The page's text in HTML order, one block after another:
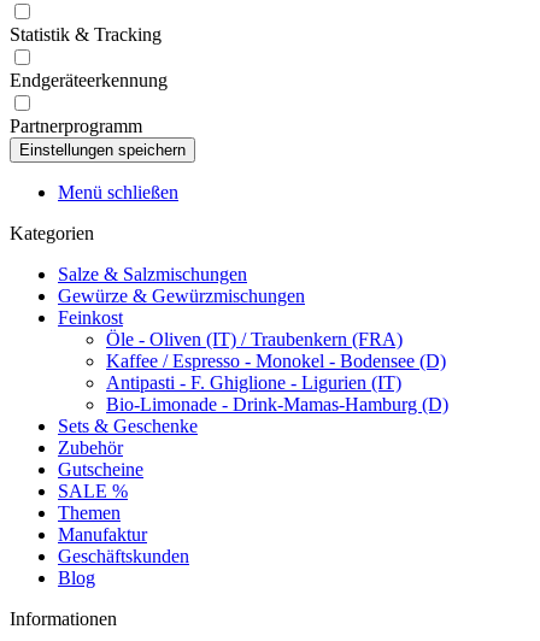
Statistik & Tracking
Endgeräteerkennung
Partnerprogramm
Menü schließen
Kategorien
Salze & Salzmischungen
Gewürze & Gewürzmischungen
Feinkost
Öle - Oliven (IT) / Traubenkern (FRA)
Kaffee / Espresso - Monokel - Bodensee (D)
Antipasti - F. Ghiglione - Ligurien (IT)
Bio-Limonade - Drink-Mamas-Hamburg (D)
Sets & Geschenke
Zubehör
Gutscheine
SALE %
Themen
Manufaktur
Geschäftskunden
Blog
Informationen